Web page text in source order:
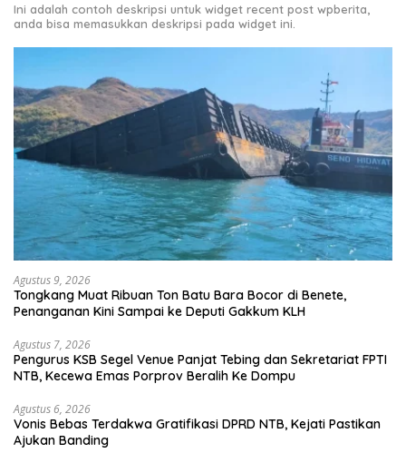
Ini adalah contoh deskripsi untuk widget recent post wpberita,
anda bisa memasukkan deskripsi pada widget ini.
Agustus 9, 2026
Tongkang Muat Ribuan Ton Batu Bara Bocor di Benete,
Penanganan Kini Sampai ke Deputi Gakkum KLH
Agustus 7, 2026
Pengurus KSB Segel Venue Panjat Tebing dan Sekretariat FPTI
NTB, Kecewa Emas Porprov Beralih Ke Dompu
Agustus 6, 2026
Vonis Bebas Terdakwa Gratifikasi DPRD NTB, Kejati Pastikan
Ajukan Banding